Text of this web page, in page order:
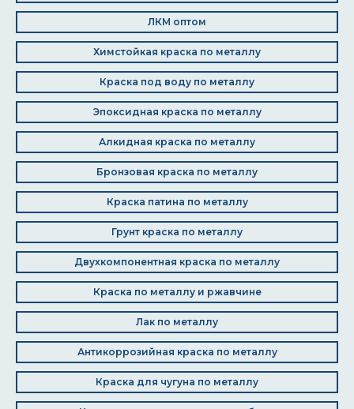
ЛКМ оптом
Химстойкая краска по металлу
Краска под воду по металлу
Эпоксидная краска по металлу
Алкидная краска по металлу
Бронзовая краска по металлу
Краска патина по металлу
Грунт краска по металлу
Двухкомпонентная краска по металлу
Краска по металлу и ржавчине
Лак по металлу
Антикоррозийная краска по металлу
Краска для чугуна по металлу